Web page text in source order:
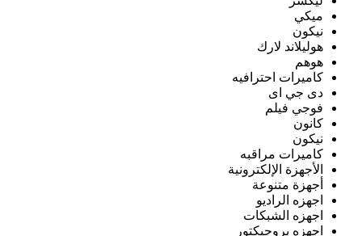
ميكي
نيكون
هوليلاند لارك
هوهم
كاميرات احترافيه
دى جي اى
فوجي فيلم
كانون
نيكون
كاميرات مراقبه
الأجهزة الإلكترونية
أجهزة متنوعة
اجهزه الراديو
اجهزه الشبكات
اجهزه بروجيكتور